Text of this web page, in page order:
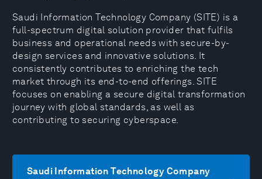
Saudi Information Technology Company (SITE) is a
full-spectrum digital solution provider that fulfils
business and operational needs with secure-by-
design services and innovative solutions. It
consistently contributes to enriching the tech
market through its end-to-end offerings. SITE
focuses on enabling a secure digital transformation
journey with global standards, as well as
contributing to securing cyberspace.
Saudi Information Technology Company